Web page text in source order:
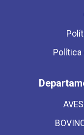
Política
AVES